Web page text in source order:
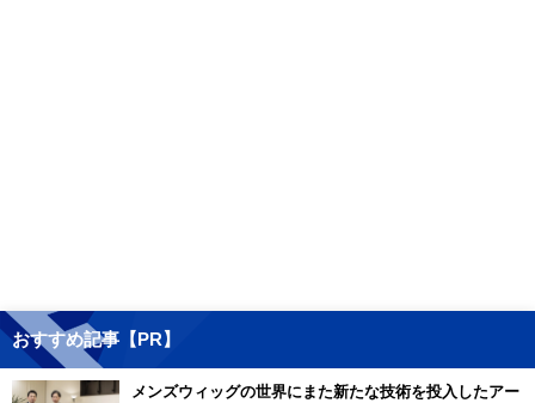
おすすめ記事【PR】
メンズウィッグの世界にまた新たな技術を投入したアー